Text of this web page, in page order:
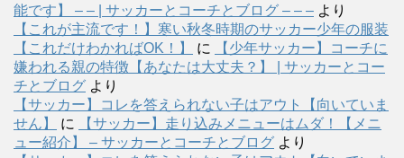
能です】 – – | サッカーとコーチとブログ – – – より
【これが主流です！】寒い秋冬時期のサッカー少年の服装
【これだけわかればOK！】
に
【少年サッカー】コーチに
嫌われる親の特徴【あなたは大丈夫？】 | サッカーとコー
チとブログ より
【サッカー】コレを答えられない子はアウト【向いていま
せん】
に
【サッカー】走り込みメニューはムダ！【メニ
ュー紹介】 – サッカーとコーチとブログ より